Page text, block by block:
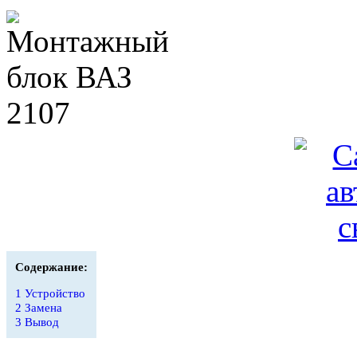
Содержание:
1 Устройство
2 Замена
3 Вывод